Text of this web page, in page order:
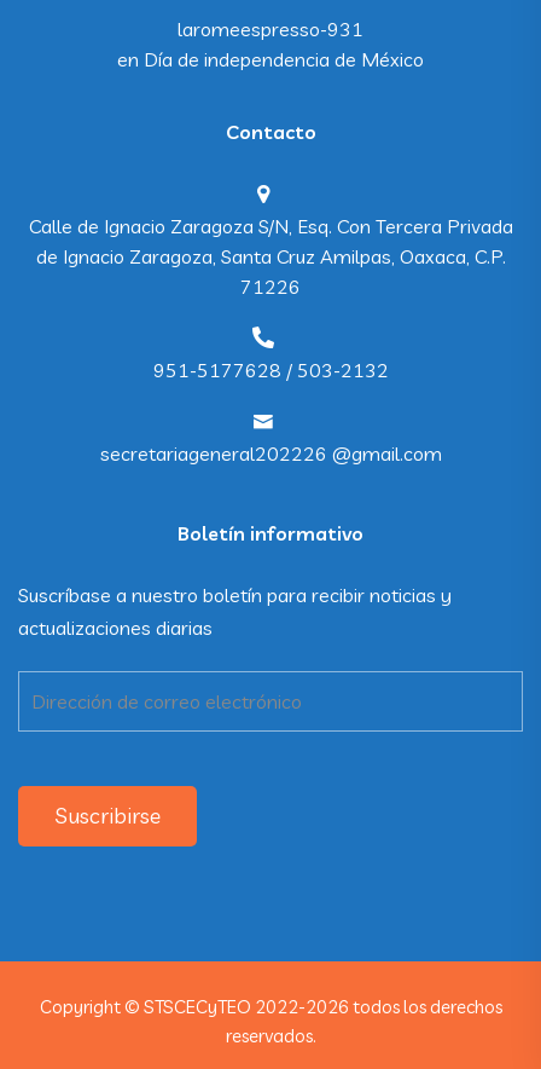
laromeespresso-931
en Día de independencia de México
Contacto
Calle de Ignacio Zaragoza S/N, Esq. Con Tercera Privada
de Ignacio Zaragoza, Santa Cruz Amilpas, Oaxaca, C.P.
71226
951-5177628 / 503-2132
secretariageneral202226 @gmail.com
Boletín informativo
Suscríbase a nuestro boletín para recibir noticias y
actualizaciones diarias
Suscribirse
Copyright © STSCECyTEO 2022-2026 todos los derechos
reservados.